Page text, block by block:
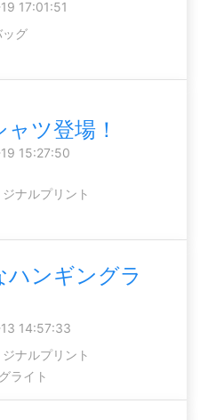
17:01:51
ッグ
ャツ登場！
15:27:50
ジナルプリント
ハンギングラ
14:57:33
ジナルプリント
ライト